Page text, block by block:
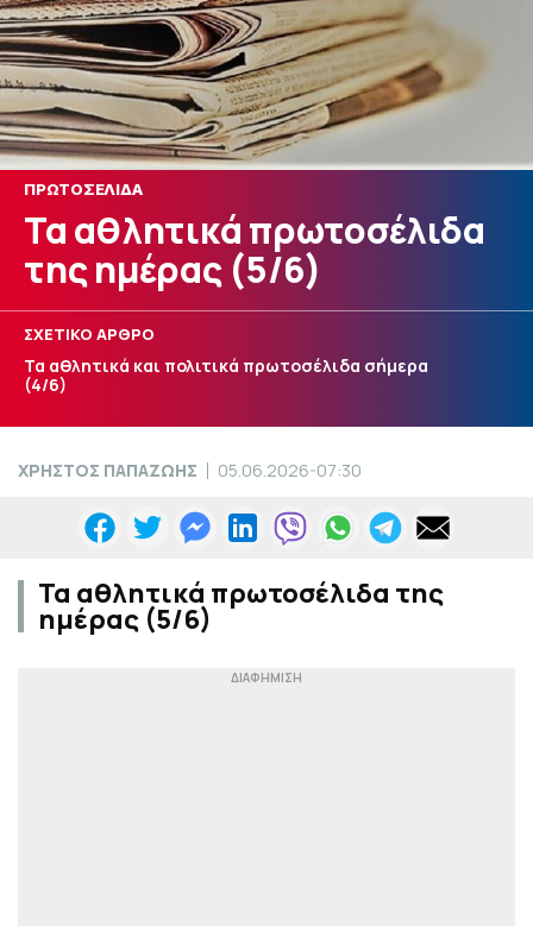
ΠΡΩΤΟΣΕΛΙΔΑ
Τα αθλητικά πρωτοσέλιδα
της ημέρας (5/6)
ΣΧΕΤΙΚΟ ΑΡΘΡΟ
Τα αθλητικά και πολιτικά πρωτοσέλιδα σήμερα
(4/6)
ΧΡΗΣΤΟΣ ΠΑΠΑΖΩΗΣ 05.06.2026-07:30
Τα αθλητικά πρωτοσέλιδα της
ημέρας (5/6)